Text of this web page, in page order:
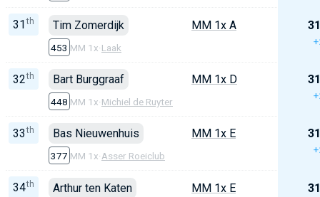
31 th Tim Zomerdijk
453 MM 1x·Laak
MM 1x A
32th Bart Burggraaf
448 MM 1x·Michiel de Ruyter
MM 1x D
33 th Bas Nieuwenhuis
377 MM 1x·Asser Roeiclub
MM 1x E
34th Arthur ten Katen MM 1x E